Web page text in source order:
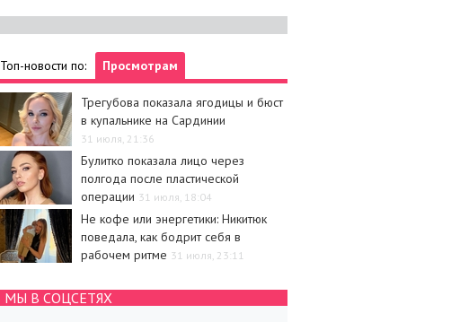
Топ-новости по: Просмотрам
Трегубова показала ягодицы и бюст
в купальнике на Сардинии
31 июля, 21:36
Булитко показала лицо через
полгода после пластической
операции 31 июля, 18:04
Не кофе или энергетики: Никитюк
поведала, как бодрит себя в
рабочем ритме 31 июля, 23:11
МЫ В СОЦСЕТЯХ